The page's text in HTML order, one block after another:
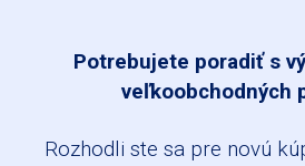
Potrebujete poradiť s
veľkoobchodných
Rozhodli ste sa pre novú